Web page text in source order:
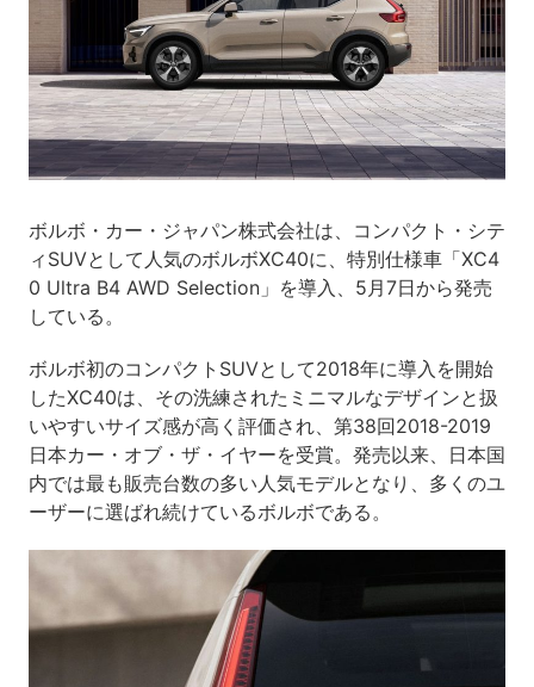
ボルボ・カー・ジャパン株式会社は、コンパクト・シテ
ィSUVとして人気のボルボXC40に、特別仕様車「XC4
0 Ultra B4 AWD Selection」を導入、5月7日から発売
している。
ボルボ初のコンパクトSUVとして2018年に導入を開始
したXC40は、その洗練されたミニマルなデザインと扱
いやすいサイズ感が高く評価され、第38回2018-2019
日本カー・オブ・ザ・イヤーを受賞。発売以来、日本国
内では最も販売台数の多い人気モデルとなり、多くのユ
ーザーに選ばれ続けているボルボである。